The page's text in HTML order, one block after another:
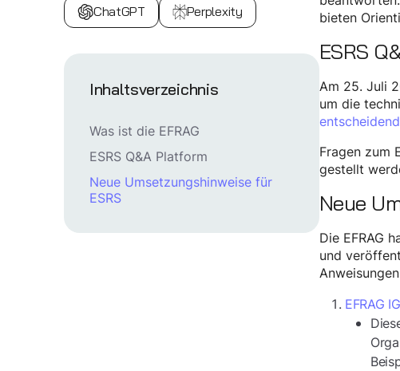
ChatGPT Perplexity
Inhaltsverzeichnis
Was ist die EFRAG
ESRS Q&A Platform
Neue Umsetzungshinweise für
ESRS
bieten
ESRS
Am 25. Juli
um die
Fragen zum
gestellt
Neue
Die EFRAG
und
EFRAG